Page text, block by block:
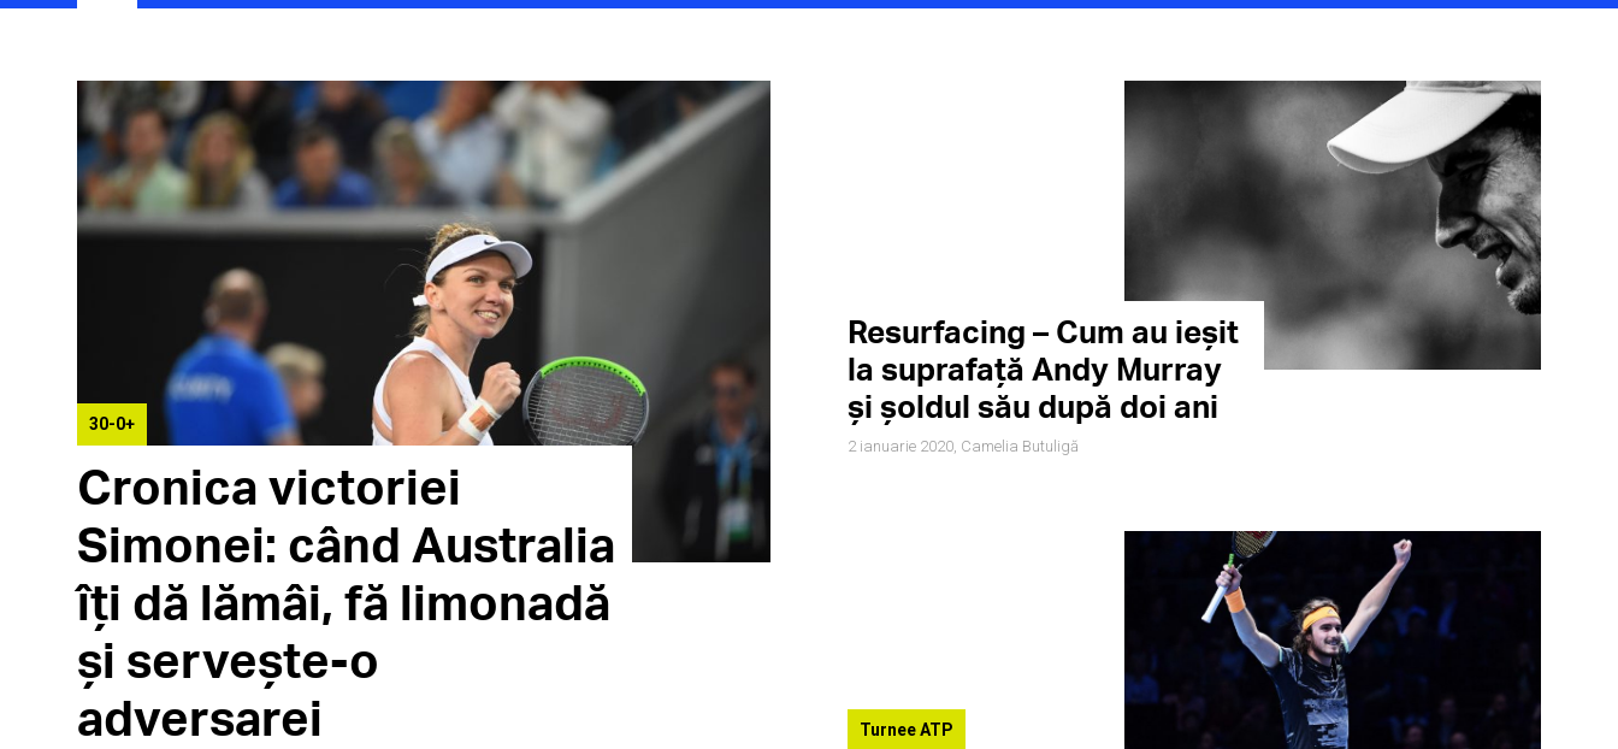
30-0+
Cronica victoriei
Simonei: când Australia
îți dă lămâi, fă limonadă
și servește-o
adversarei
Resurfacing – Cum au ieșit
la suprafață Andy Murray
și șoldul său după doi ani
2 ianuarie 2020, Camelia Butuligă
Turnee ATP